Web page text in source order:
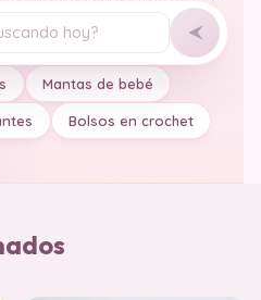
Mantas de bebé
Bolsos en crochet